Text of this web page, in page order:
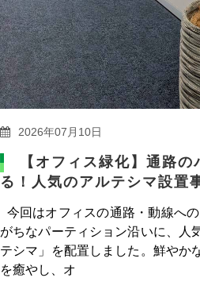
2026年07月10日
【オフィス緑化】通路
る！人気のアルテシマ設置
今回はオフィスの通路・動線へ
がちなパーティション沿いに、人
テシマ」を配置しました。鮮やか
を癒やし、オ